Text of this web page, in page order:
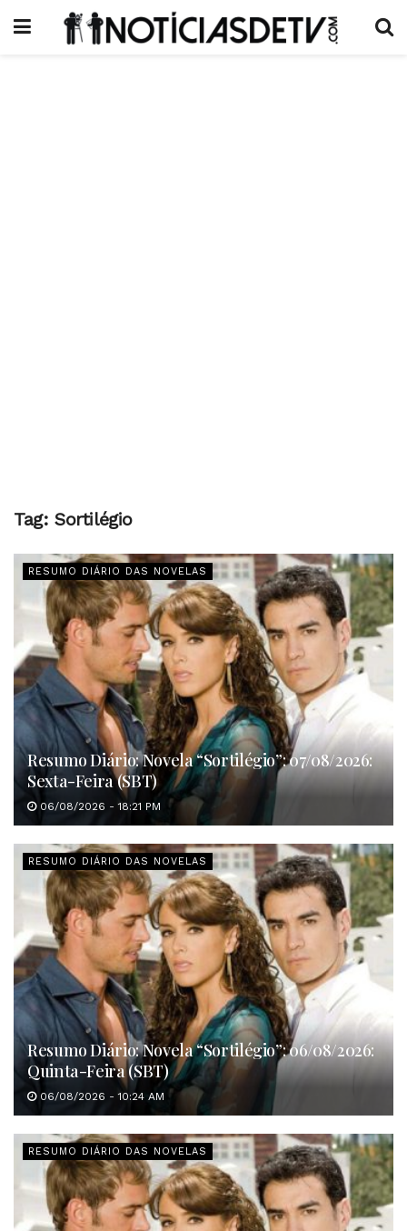
Tag: Sortilégio
RESUMO DIÁRIO DAS NOVELAS
Resumo Diário: Novela “Sortilégio”: 07/08/2026:
Sexta-Feira (SBT)
06/08/2026 - 18:21 PM
RESUMO DIÁRIO DAS NOVELAS
Resumo Diário: Novela “Sortilégio”: 06/08/2026:
Quinta-Feira (SBT)
06/08/2026 - 10:24 AM
RESUMO DIÁRIO DAS NOVELAS